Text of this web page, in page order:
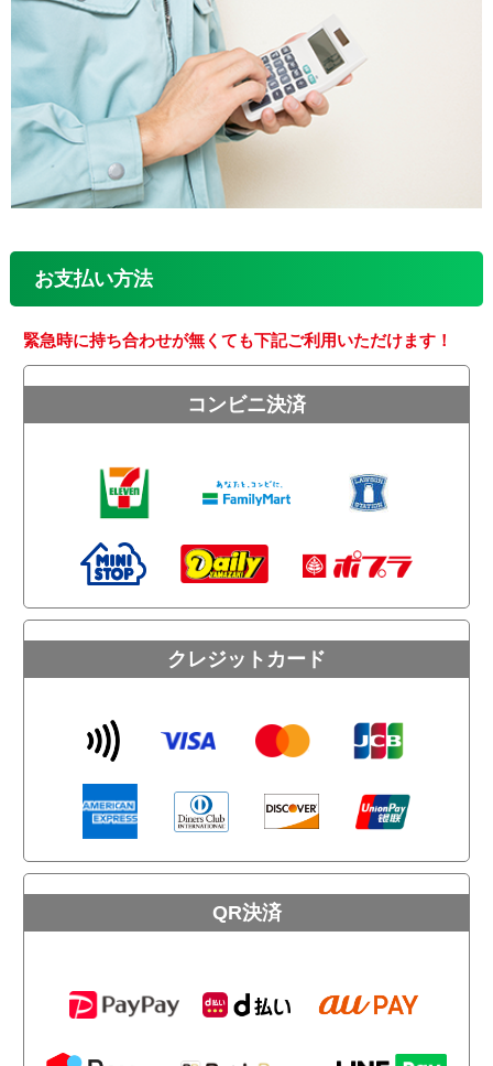
お支払い方法
緊急時に持ち合わせが無くても下記ご利用いただけます！
コンビニ決済
クレジットカード
QR決済